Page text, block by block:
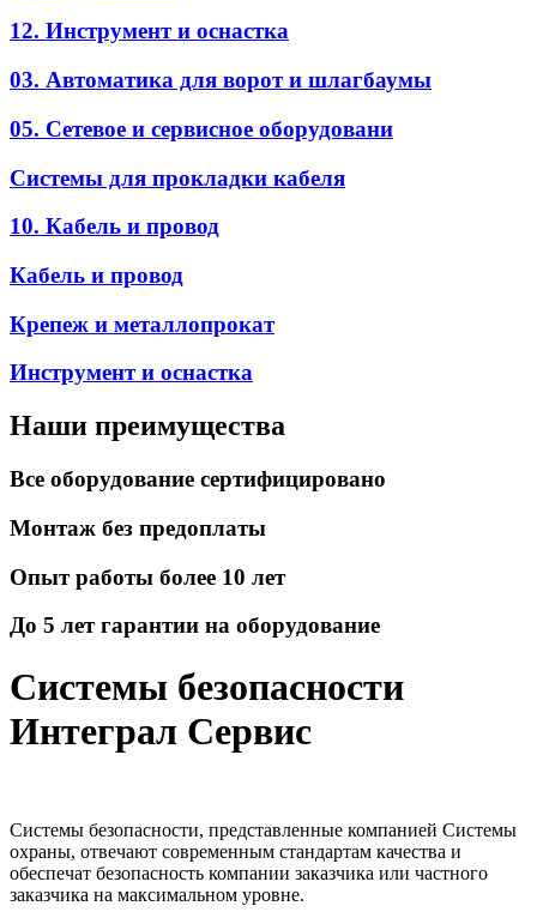
12. Инструмент и оснастка
03. Автоматика для ворот и шлагбаумы
05. Сетевое и сервисное оборудовани
Системы для прокладки кабеля
10. Кабель и провод
Кабель и провод
Крепеж и металлопрокат
Инструмент и оснастка
Наши преимущества
Все оборудование сертифицировано
Монтаж без предоплаты
Опыт работы более 10 лет
До 5 лет гарантии на оборудование
Системы безопасности
Интеграл Сервис
Системы безопасности, представленные компанией Системы
охраны, отвечают современным стандартам качества и
обеспечат безопасность компании заказчика или частного
заказчика на максимальном уровне.